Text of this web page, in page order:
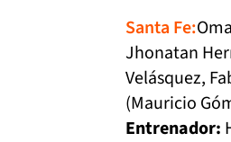
Santa Fe:
Jhonatan
Velásquez,
(Mauricio
Entrenador: